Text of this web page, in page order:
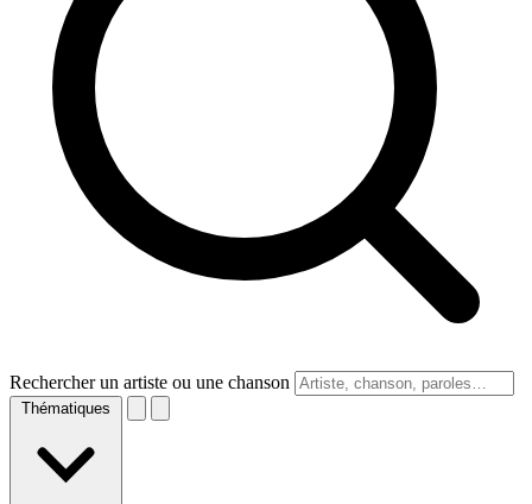
Rechercher un artiste ou une chanson
Thématiques